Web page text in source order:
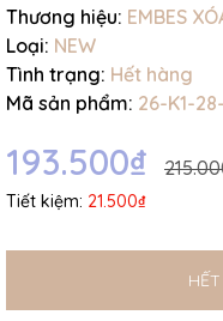
Thương hiệu: EMBES
Loại: NEW
Tình trạng: Hết hàng
Mã sản phẩm: 26-K1-
193.500₫
Tiết kiệm: 21.500₫